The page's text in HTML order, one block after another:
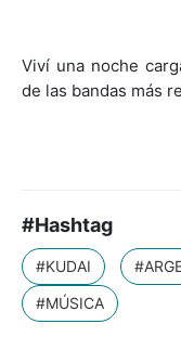
Viví una noche
de las bandas más
#Hashtag
#KUDAI
#MÚSICA